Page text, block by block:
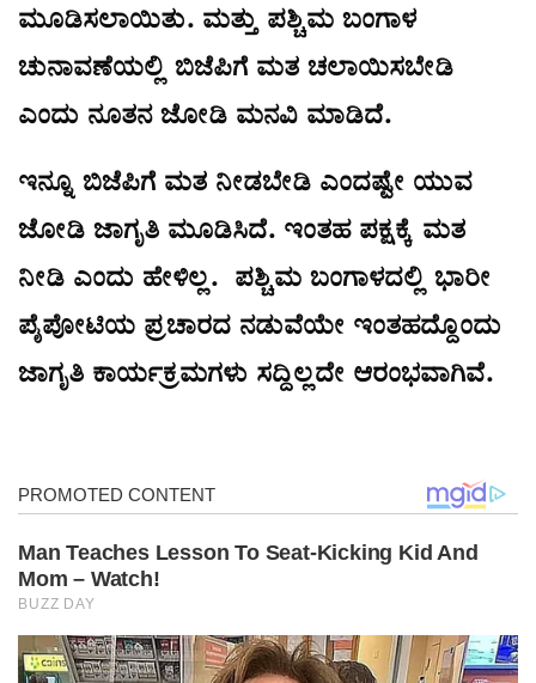
ಮೂಡಿಸಲಾಯಿತು. ಮತ್ತು ಪಶ್ಚಿಮ ಬಂಗಾಳ
ಚುನಾವಣೆಯಲ್ಲಿ ಬಿಜೆಪಿಗೆ ಮತ ಚಲಾಯಿಸಬೇಡಿ
ಎಂದು ನೂತನ ಜೋಡಿ ಮನವಿ ಮಾಡಿದೆ.
ಇನ್ನೂ ಬಿಜೆಪಿಗೆ ಮತ ನೀಡಬೇಡಿ ಎಂದಷ್ಟೇ ಯುವ
ಜೋಡಿ ಜಾಗೃತಿ ಮೂಡಿಸಿದೆ. ಇಂತಹ ಪಕ್ಷಕ್ಕೆ ಮತ
ನೀಡಿ ಎಂದು ಹೇಳಿಲ್ಲ. ಪಶ್ಚಿಮ ಬಂಗಾಳದಲ್ಲಿ ಭಾರೀ
ಪೈಪೋಟಿಯ ಪ್ರಚಾರದ ನಡುವೆಯೇ ಇಂತಹದ್ದೊಂದು
ಜಾಗೃತಿ ಕಾರ್ಯಕ್ರಮಗಳು ಸದ್ದಿಲ್ಲದೇ ಆರಂಭವಾಗಿವೆ.